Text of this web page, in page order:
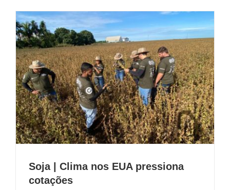
Soja | Clima nos EUA pressiona
cotações